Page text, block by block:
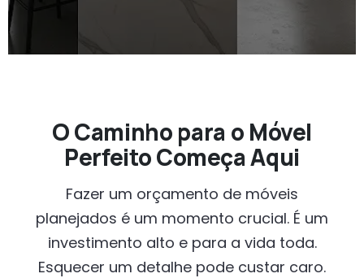
O Caminho para o Móvel
Perfeito Começa Aqui
Fazer um orçamento de móveis
planejados é um momento crucial. É um
investimento alto e para a vida toda.
Esquecer um detalhe pode custar caro.